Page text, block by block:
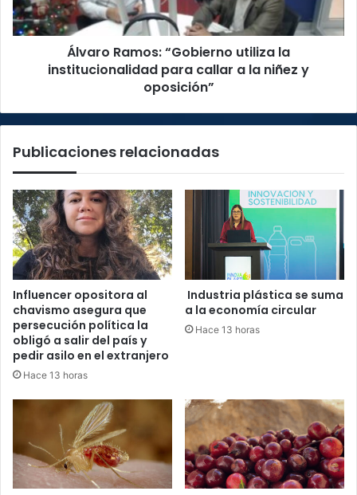
callar
a
Álvaro Ramos: “Gobierno utiliza la
institucionalidad para callar a la niñez y
oposición”
Publicaciones relacionadas
Influencer opositora al
chavismo asegura que
persecución política la
obligó a salir del país y
pedir asilo en el extranjero
Hace 13 horas
Industria plástica se suma
a la economía circular
Hace 13 horas